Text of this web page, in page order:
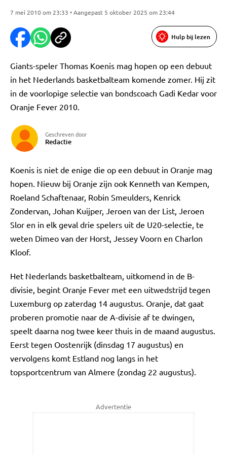
7 mei 2010 om 23:33 • Aangepast 5 oktober 2025 om 23:44
Hulp bij lezen
Giants-speler Thomas Koenis mag hopen op een debuut
in het Nederlands basketbalteam komende zomer. Hij zit
in de voorlopige selectie van bondscoach Gadi Kedar voor
Oranje Fever 2010.
Geschreven door
Redactie
Koenis is niet de enige die op een debuut in Oranje mag
hopen. Nieuw bij Oranje zijn ook Kenneth van Kempen,
Roeland Schaftenaar, Robin Smeulders, Kenrick
Zondervan, Johan Kuijper, Jeroen van der List, Jeroen
Slor en in elk geval drie spelers uit de U20-selectie, te
weten Dimeo van der Horst, Jessey Voorn en Charlon
Kloof.
Het Nederlands basketbalteam, uitkomend in de B-
divisie, begint Oranje Fever met een uitwedstrijd tegen
Luxemburg op zaterdag 14 augustus. Oranje, dat gaat
proberen promotie naar de A-divisie af te dwingen,
speelt daarna nog twee keer thuis in de maand augustus.
Eerst tegen Oostenrijk (dinsdag 17 augustus) en
vervolgens komt Estland nog langs in het
topsportcentrum van Almere (zondag 22 augustus).
Advertentie